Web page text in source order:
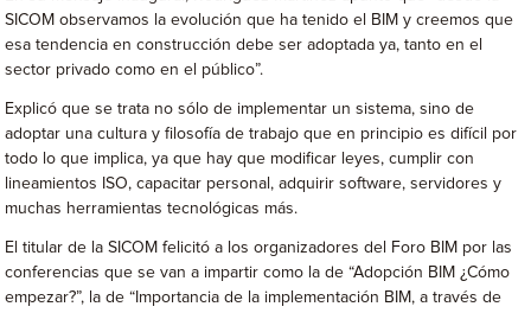
SICOM observamos la evolución que ha tenido el BIM y creemos que
esa tendencia en construcción debe ser adoptada ya, tanto en el
sector privado como en el público”.
Explicó que se trata no sólo de implementar un sistema, sino de
adoptar una cultura y filosofía de trabajo que en principio es difícil por
todo lo que implica, ya que hay que modificar leyes, cumplir con
lineamientos ISO, capacitar personal, adquirir software, servidores y
muchas herramientas tecnológicas más.
El titular de la SICOM felicitó a los organizadores del Foro BIM por las
conferencias que se van a impartir como la de “Adopción BIM ¿Cómo
empezar?”, la de “Importancia de la implementación BIM, a través de